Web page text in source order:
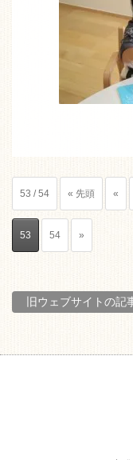
53 / 54 « 先頭 «
53 54 »
旧ウェブサイトの記